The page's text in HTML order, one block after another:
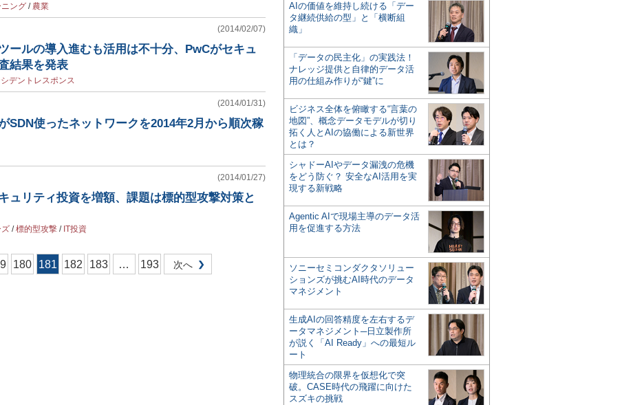
ング / 農業
(2014/02/07)
ールの導入進むも活用は不十分、PwCがセキュ
結果を発表
デントレスポンス
(2014/01/31)
SDN使ったネットワークを2014年2月から順次稼
(2014/01/27)
ュリティ投資を増額、課題は標的型攻撃対策と
ズ /標的型攻撃 / IT投資
180 181 182 183 … 193 次へ
AIの価値を維持し続ける「デー
タ継続供給の型」と「横断組
織」
「データの民主化」の実践法！
ナレッジ提供と自律的データ活
用の仕組み作りが“鍵”に
ビジネス全体を俯瞰する“言葉の
地図”、概念データモデルが切り
拓く人とAIの協働による新世界
とは？
シャドーAIやデータ漏洩の危機
をどう防ぐ？ 安全なAI活用を実
現する新戦略
Agentic AIで現場主導のデータ活
用を促進する方法
ソニーセミコンダクタソリュー
ションズが挑むAI時代のデータ
マネジメント
生成AIの回答精度を左右するデ
ータマネジメント─日立製作所
が説く「AI Ready」への最短ル
ート
物理統合の限界を仮想化で突
破。CASE時代の飛躍に向けた
スズキの挑戦